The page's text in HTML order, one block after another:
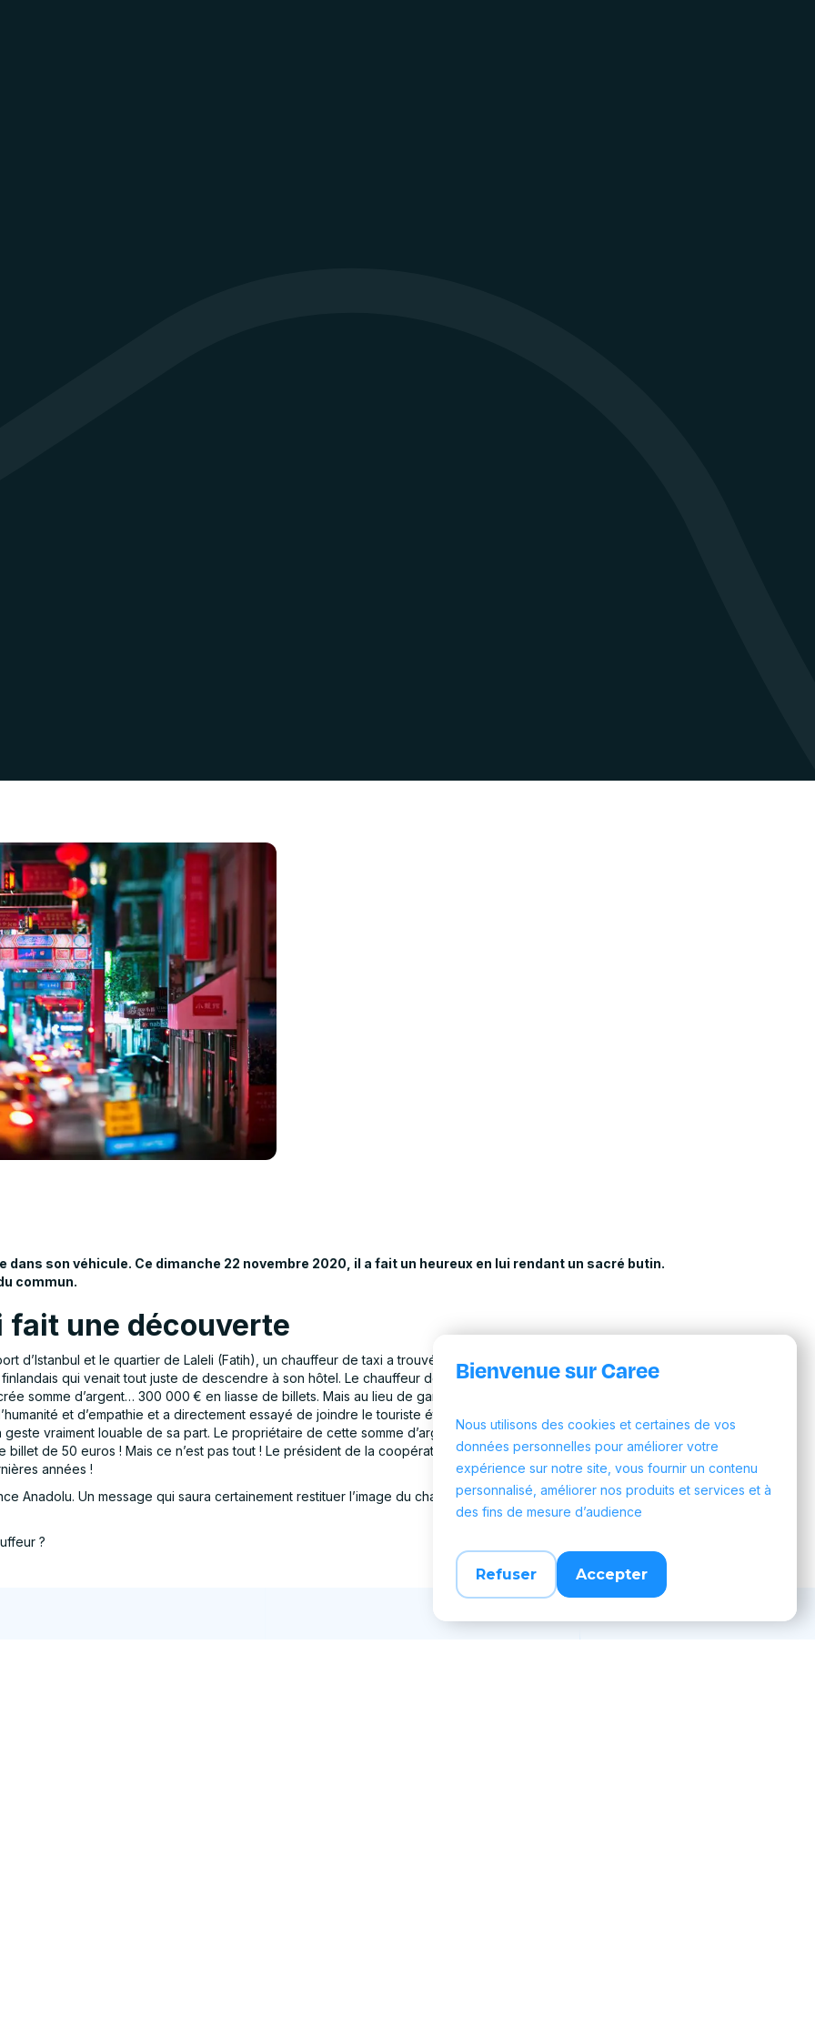
son véhicule. Ce dimanche 22 novembre 2020, il a fait un heureux en lui rendant un sacré butin.
commun.
une découverte
d’Istanbul et le quartier de Laleli (Fatih), un chauffeur de taxi a trouvé une valise sur la banquette arrière de son
qui venait tout juste de descendre à son hôtel. Le chauffeur de taxi a été sacrément surpris en ouvrant la
somme d’argent… 300 000 € en liasse de billets. Mais au lieu de garder cette somme pour lui (ce que j’aurais
et d’empathie et a directement essayé de joindre le touriste étourdi ! Ensuite, il a refait son trajet afin
geste vraiment louable de sa part. Le propriétaire de cette somme d’argent était aussi surpris que nous et à
billet de 50 euros ! Mais ce n’est pas tout ! Le président de la coopérative des taxis a également récompensé le
années !
Anadolu. Un message qui saura certainement restituer l’image du chauffeur de taxi généralement impopulaire
?
Bienvenue sur Caree
Nous utilisons des cookies et certaines de vos
données personnelles pour améliorer votre
expérience sur notre site, vous fournir un contenu
personnalisé, améliorer nos produits et services et à
des fins de mesure d’audience
Refuser Accepter